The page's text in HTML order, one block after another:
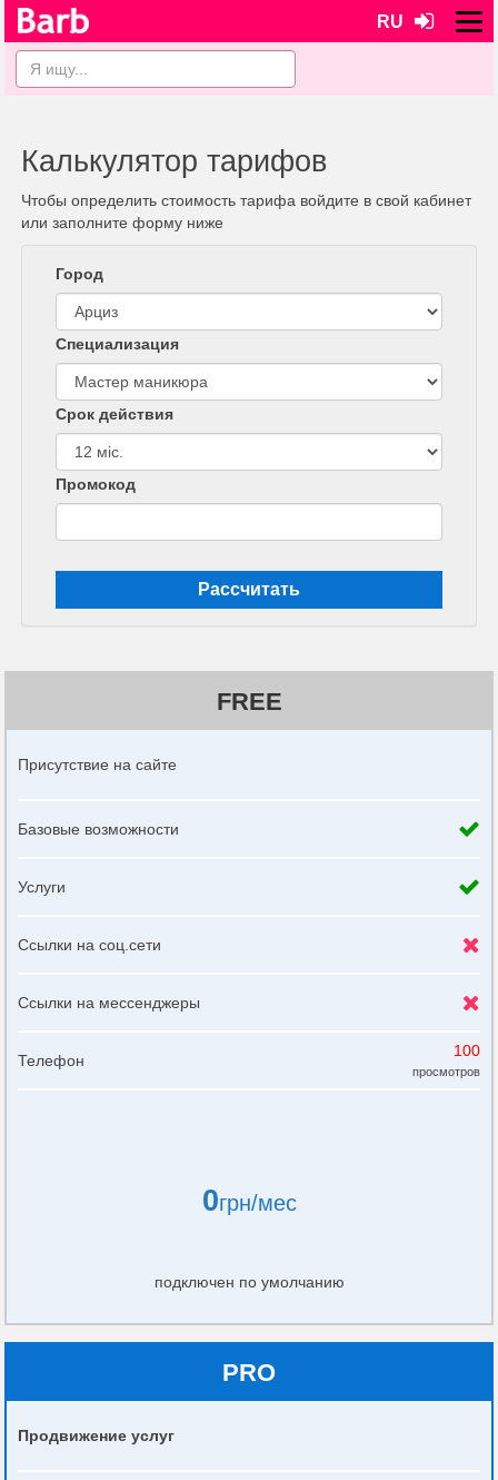
RU
Калькулятор тарифов
Чтобы определить стоимость тарифа войдите в свой кабинет
или заполните форму ниже
Город
Специализация
Срок действия
Промокод
Рассчитать
FREE
Присутствие на сайте
Базовые возможности
Услуги
Ссылки на соц.сети
Ссылки на мессенджеры
Телефон
100
просмотров
0грн/мес
подключен по умолчанию
PRO
Продвижение услуг